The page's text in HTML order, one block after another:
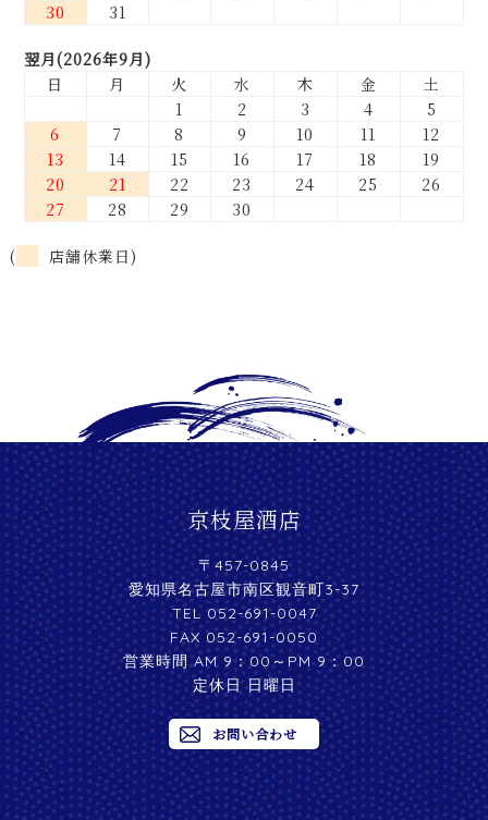
30
31
翌月(2026年9月)
日
月 火 水 木 金
土
1
2 3 4
5
6
7 8 9 10 11
12
13
14 15 16 17 18
19
20
21 22 23 24 25
26
27
28 29 30
( 店舗休業日)
京枝屋酒店
〒457-0845
愛知県名古屋市南区観音町3-37
TEL 052-691-0047
FAX 052-691-0050
営業時間 AM 9：00～PM 9：00
定休日 日曜日
お問い合わせ